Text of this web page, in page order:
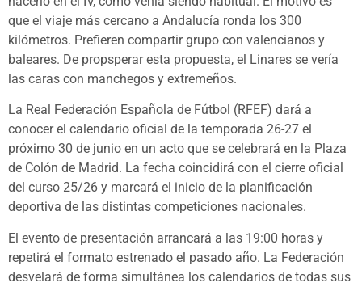
que el viaje más cercano a Andalucía ronda los 300
kilómetros. Prefieren compartir grupo con valencianos y
baleares. De propsperar esta propuesta, el Linares se vería
las caras con manchegos y extremeños.
La Real Federación Española de Fútbol (RFEF) dará a
conocer el calendario oficial de la temporada 26-27 el
próximo 30 de junio en un acto que se celebrará en la Plaza
de Colón de Madrid. La fecha coincidirá con el cierre oficial
del curso 25/26 y marcará el inicio de la planificación
deportiva de las distintas competiciones nacionales.
El evento de presentación arrancará a las 19:00 horas y
repetirá el formato estrenado el pasado año. La Federación
desvelará de forma simultánea los calendarios de todas sus